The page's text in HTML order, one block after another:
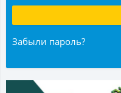
Забыли пароль?